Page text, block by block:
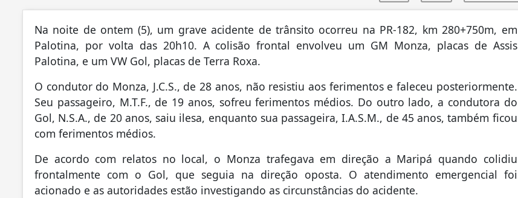
Na noite de ontem (5), um grave acidente de trânsito ocorreu na PR-182, km 280+750m, em
Palotina, por volta das 20h10. A colisão frontal envolveu um GM Monza, placas de Assis
Palotina, e um VW Gol, placas de Terra Roxa.
O condutor do Monza, J.C.S., de 28 anos, não resistiu aos ferimentos e faleceu posteriormente.
Seu passageiro, M.T.F., de 19 anos, sofreu ferimentos médios. Do outro lado, a condutora do
Gol, N.S.A., de 20 anos, saiu ilesa, enquanto sua passageira, I.A.S.M., de 45 anos, também ficou
com ferimentos médios.
De acordo com relatos no local, o Monza trafegava em direção a Maripá quando colidiu
frontalmente com o Gol, que seguia na direção oposta. O atendimento emergencial foi
acionado e as autoridades estão investigando as circunstâncias do acidente.